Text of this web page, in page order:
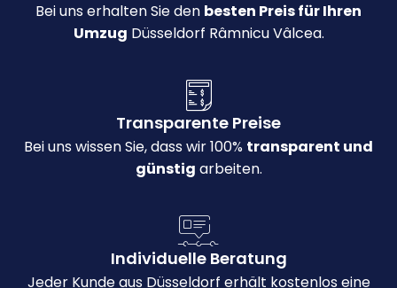
Bei uns erhalten Sie den besten Preis für Ihren
Umzug Düsseldorf Râmnicu Vâlcea.
Transparente Preise
Bei uns wissen Sie, dass wir 100% transparent und
günstig arbeiten.
Individuelle Beratung
Jeder Kunde aus Düsseldorf erhält kostenlos eine